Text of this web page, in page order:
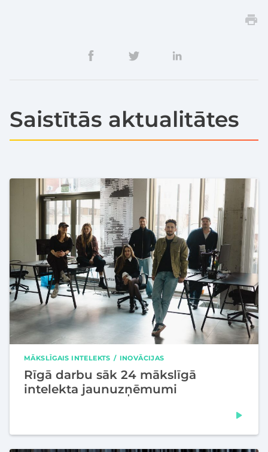
Saistītās aktualitātes
MĀKSLĪGAIS INTELEKTS INOVĀCIJAS
Rīgā darbu sāk 24 mākslīgā
intelekta jaunuzņēmumi